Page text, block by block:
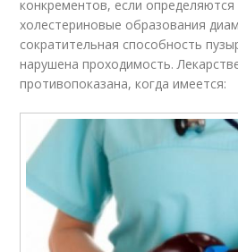
конкрементов, если определяются
холестериновые образования
сократительная способность
нарушена проходимость.
противопоказана, когда имеется: